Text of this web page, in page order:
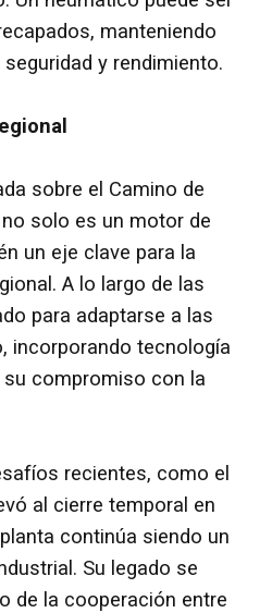
manteniendo
y rendimiento.
sobre el Camino de
solo es un motor de
un eje clave para la
A lo largo de las
para adaptarse a las
incorporando tecnología
compromiso con la
recientes, como el
al cierre temporal en
continúa siendo un
Su legado se
de la cooperación entre